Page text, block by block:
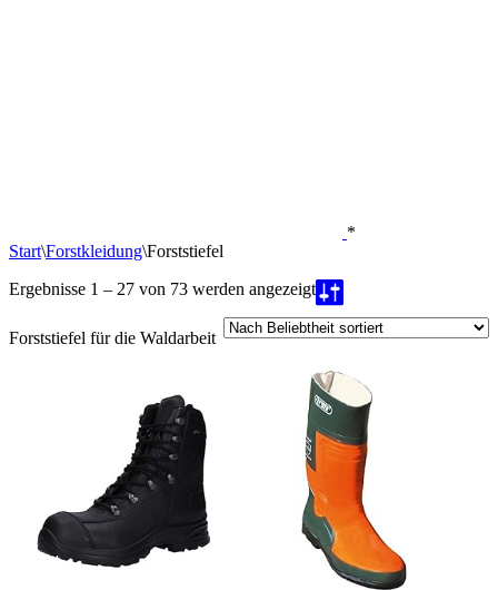
*
Start\Forstkleidung\Forststiefel
Ergebnisse 1 – 27 von 73 werden angezeigtNach
Beliebtheit
sortiert
Forststiefel für die Waldarbeit